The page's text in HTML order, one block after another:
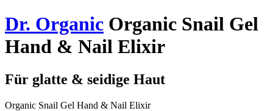
Dr. Organic Organic Snail Gel
Hand & Nail Elixir
Für glatte & seidige Haut
Organic Snail Gel Hand & Nail Elixir